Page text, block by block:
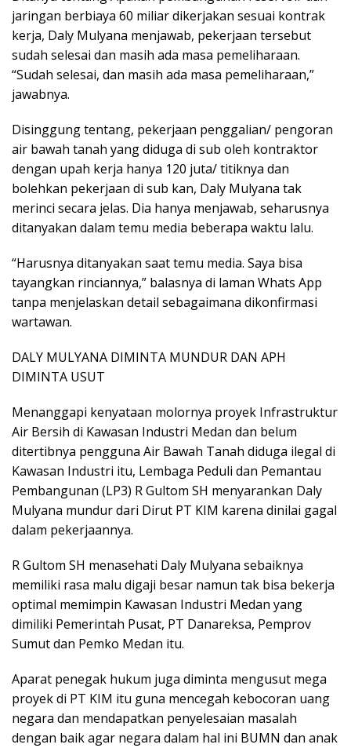
jaringan berbiaya 60 miliar dikerjakan sesuai kontrak
kerja, Daly Mulyana menjawab, pekerjaan tersebut
sudah selesai dan masih ada masa pemeliharaan.
“Sudah selesai, dan masih ada masa pemeliharaan,”
jawabnya.
Disinggung tentang, pekerjaan penggalian/ pengoran
air bawah tanah yang diduga di sub oleh kontraktor
dengan upah kerja hanya 120 juta/ titiknya dan
bolehkan pekerjaan di sub kan, Daly Mulyana tak
merinci secara jelas. Dia hanya menjawab, seharusnya
ditanyakan dalam temu media beberapa waktu lalu.
“Harusnya ditanyakan saat temu media. Saya bisa
tayangkan rinciannya,” balasnya di laman Whats App
tanpa menjelaskan detail sebagaimana dikonfirmasi
wartawan.
DALY MULYANA DIMINTA MUNDUR DAN APH
DIMINTA USUT
Menanggapi kenyataan molornya proyek Infrastruktur
Air Bersih di Kawasan Industri Medan dan belum
ditertibnya pengguna Air Bawah Tanah diduga ilegal di
Kawasan Industri itu, Lembaga Peduli dan Pemantau
Pembangunan (LP3) R Gultom SH menyarankan Daly
Mulyana mundur dari Dirut PT KIM karena dinilai gagal
dalam pekerjaannya.
R Gultom SH menasehati Daly Mulyana sebaiknya
memiliki rasa malu digaji besar namun tak bisa bekerja
optimal memimpin Kawasan Industri Medan yang
dimiliki Pemerintah Pusat, PT Danareksa, Pemprov
Sumut dan Pemko Medan itu.
Aparat penegak hukum juga diminta mengusut mega
proyek di PT KIM itu guna mencegah kebocoran uang
negara dan mendapatkan penyelesaian masalah
dengan baik agar negara dalam hal ini BUMN dan anak